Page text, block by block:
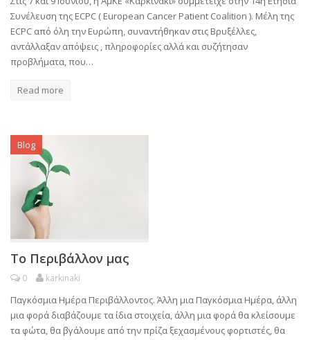
Συνέλευση της ECPC ( European Cancer Patient Coalition ). Μέλη της
ECPC από όλη την Ευρώπη, συναντήθηκαν στις Βρυξέλλες,
αντάλλαξαν απόψεις , πληροφορίες αλλά και συζήτησαν
προβλήματα, που…
Read more
Blog
Το Περιβάλλον μας
0 karkinaki
Παγκόσμια Ημέρα Περιβάλλοντος. Άλλη μια Παγκόσμια Ημέρα, άλλη
μια φορά διαβάζουμε τα ίδια στοιχεία, άλλη μια φορά θα κλείσουμε
τα φώτα, θα βγάλουμε από την πρίζα ξεχασμένους φορτιστές, θα